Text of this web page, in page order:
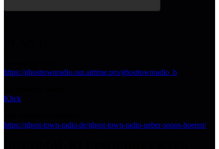
https://ghosttownradio.out.airtime.pro/ghosttownradio_b
Klick
https://ghost-town-radio.de/ghost-town-radio-ueber-sonos-hoeren/